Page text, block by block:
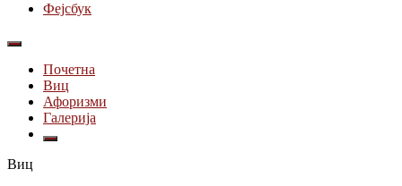
Фејсбук
Почетна
Виц
Афоризми
Галерија
Виц